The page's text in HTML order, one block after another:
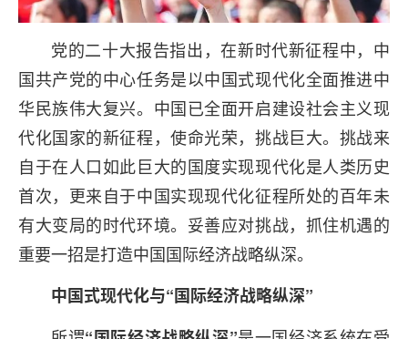
党的二十大报告指出，在新时代新征程中，中
国共产党的中心任务是以中国式现代化全面推进中
华民族伟大复兴。中国已全面开启建设社会主义现
代化国家的新征程，使命光荣，挑战巨大。挑战来
自于在人口如此巨大的国度实现现代化是人类历史
首次，更来自于中国实现现代化征程所处的百年未
有大变局的时代环境。妥善应对挑战，抓住机遇的
重要一招是打造中国国际经济战略纵深。
中国式现代化与“国际经济战略纵深”